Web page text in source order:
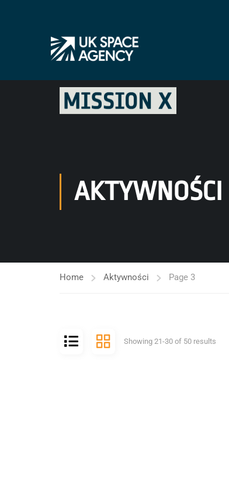
AKTYWNOŚCI
Home Aktywności Page 3
Showing 21-30 of 50 results